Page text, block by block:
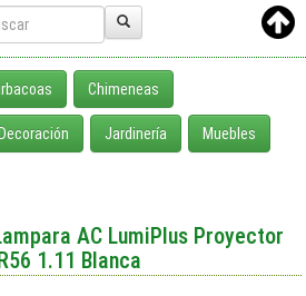
Chimeneas
Decoración Jardinería Muebles
AC LumiPlus Proyector
1.11 Blanca